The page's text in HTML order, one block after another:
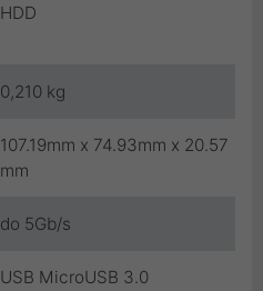
HDD
0,210 kg
107.19mm x 74.93mm x 20.57
mm
do 5Gb/s
USB MicroUSB 3.0